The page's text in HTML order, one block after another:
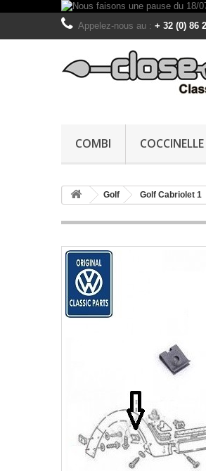
Appelez-nous au : + 32 (0) 86
COMBI COCCINELLE
Golf Golf Cabriolet 1